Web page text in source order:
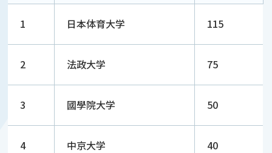
1 日本体育大学 115
2 法政大学 75
3 國學院大学 50
4 中京大学 40